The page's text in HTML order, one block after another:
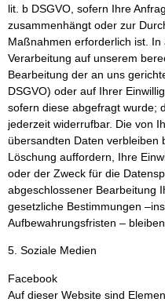
lit. b DSGVO, sofern Ihre
zusammenhängt oder zur
Maßnahmen erforderlich ist.
Verarbeitung auf unserem
Bearbeitung der an uns
DSGVO) oder auf Ihrer
sofern diese abgefragt wurde;
jederzeit widerrufbar. Die von
übersandten Daten verbleiben
Löschung auffordern, Ihre
oder der Zweck für die
abgeschlossener Bearbeitung
gesetzliche Bestimmungen
Aufbewahrungsfristen –
5. Soziale Medien
Facebook
Auf dieser Website sind